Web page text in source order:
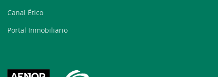
Canal Ético
Portal Inmobiliario